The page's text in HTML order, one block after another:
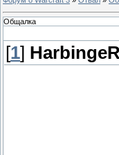
Общалка
[1] HarbingeR